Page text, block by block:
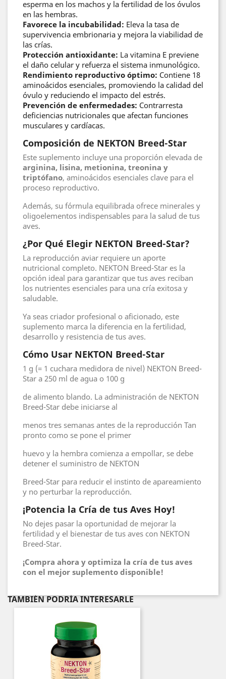
esperma en los machos y la fertilidad de los óvulos
en las hembras.
Favorece la incubabilidad: Eleva la tasa de
supervivencia embrionaria y mejora la viabilidad de
las crías.
Protección antioxidante: La vitamina E previene
el daño celular y refuerza el sistema inmunológico.
Rendimiento reproductivo óptimo: Contiene 18
aminoácidos esenciales, promoviendo la calidad del
óvulo y reduciendo el impacto del estrés.
Prevención de enfermedades: Contrarresta
deficiencias nutricionales que afectan funciones
musculares y cardíacas.
Composición de NEKTON Breed-Star
Este suplemento incluye una proporción elevada de
arginina, lisina, metionina, treonina y
triptófano, aminoácidos esenciales clave para el
proceso reproductivo.
Además, su fórmula equilibrada ofrece minerales y
oligoelementos indispensables para la salud de tus
aves.
¿Por Qué Elegir NEKTON Breed-Star?
La reproducción aviar requiere un aporte
nutricional completo. NEKTON Breed-Star es la
opción ideal para garantizar que tus aves reciban
los nutrientes esenciales para una cría exitosa y
saludable.
Ya seas criador profesional o aficionado, este
suplemento marca la diferencia en la fertilidad,
desarrollo y resistencia de tus aves.
Cómo Usar NEKTON Breed-Star
1 g (= 1 cuchara medidora de nivel) NEKTON Breed-
Star a 250 ml de agua o 100 g
de alimento blando. La administración de NEKTON
Breed-Star debe iniciarse al
menos tres semanas antes de la reproducción Tan
pronto como se pone el primer
huevo y la hembra comienza a empollar, se debe
detener el suministro de NEKTON
Breed-Star para reducir el instinto de apareamiento
y no perturbar la reproducción.
¡Potencia la Cría de tus Aves Hoy!
No dejes pasar la oportunidad de mejorar la
fertilidad y el bienestar de tus aves con NEKTON
Breed-Star.
¡Compra ahora y optimiza la cría de tus aves
con el mejor suplemento disponible!
TAMBIÉN PODRÍA INTERESARLE